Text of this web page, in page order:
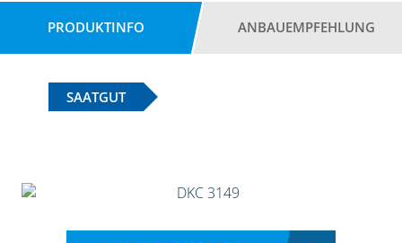
PRODUKTINFO ANBAUEMPFEHLUNG
SAATGUT